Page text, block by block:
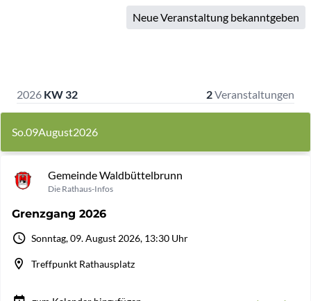
Neue Veranstaltung bekanntgeben
2026 KW 32 2Veranstaltungen
So.09August2026
Gemeinde Waldbüttelbrunn
Die Rathaus-Infos
Grenzgang 2026
Sonntag, 09. August 2026, 13:30 Uhr
Treffpunkt Rathausplatz